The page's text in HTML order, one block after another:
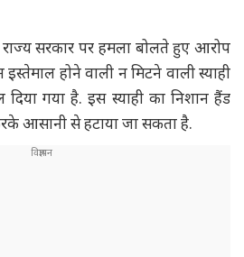
सरकार पर हमला बोलते हुए आरोप
होने वाली न मिटने वाली स्याही
गया है. इस स्याही का निशान हैंड
आसानी से हटाया जा सकता है.